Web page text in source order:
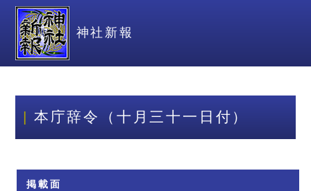
神社新報
本庁辞令（十月三十一日付）
掲載面